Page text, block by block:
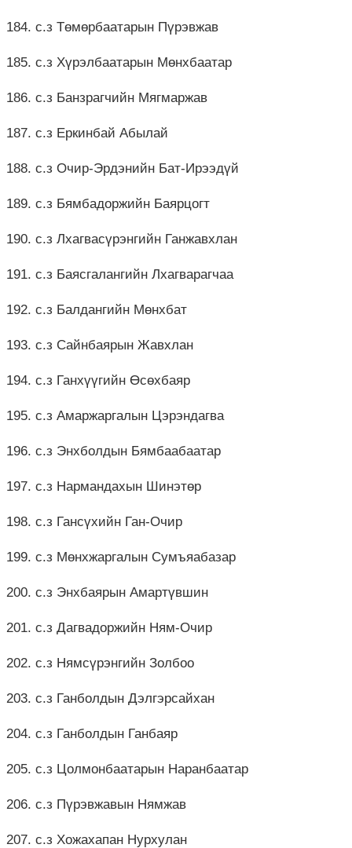
184. с.з Төмөрбаатарын Пүрэвжав
185. с.з Хүрэлбаатарын Мөнхбаатар
186. с.з Банзрагчийн Мягмаржав
187. с.з Еркинбай Абылай
188. с.з Очир-Эрдэнийн Бат-Ирээдүй
189. с.з Бямбадоржийн Баярцогт
190. с.з Лхагвасүрэнгийн Ганжавхлан
191. с.з Баясгалангийн Лхагварагчаа
192. с.з Балдангийн Мөнхбат
193. с.з Сайнбаярын Жавхлан
194. с.з Ганхүүгийн Өсөхбаяр
195. с.з Амаржаргалын Цэрэндагва
196. с.з Энхболдын Бямбаабаатар
197. с.з Нармандахын Шинэтөр
198. с.з Гансүхийн Ган-Очир
199. с.з Мөнхжаргалын Сумъяабазар
200. с.з Энхбаярын Амартүвшин
201. с.з Дагвадоржийн Ням-Очир
202. с.з Нямсүрэнгийн Золбоо
203. с.з Ганболдын Дэлгэрсайхан
204. с.з Ганболдын Ганбаяр
205. с.з Цолмонбаатарын Наранбаатар
206. с.з Пүрэвжавын Нямжав
207. с.з Хожахапан Нурхулан